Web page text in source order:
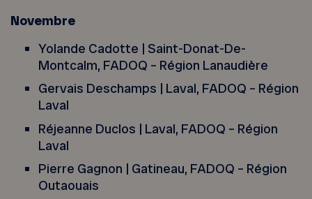
Novembre
Yolande Cadotte | Saint-Donat-De-
Montcalm, FADOQ – Région Lanaudière
Gervais Deschamps | Laval, FADOQ – Région
Laval
Réjeanne Duclos | Laval, FADOQ – Région
Laval
Pierre Gagnon | Gatineau, FADOQ – Région
Outaouais